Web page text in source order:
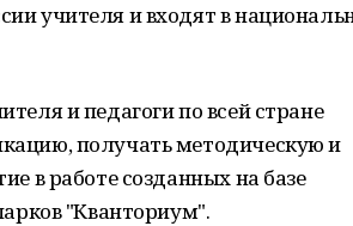
учителя и входят в
и педагоги по всей стране
получать методическую и
в работе созданных на базе
"Кванториум".